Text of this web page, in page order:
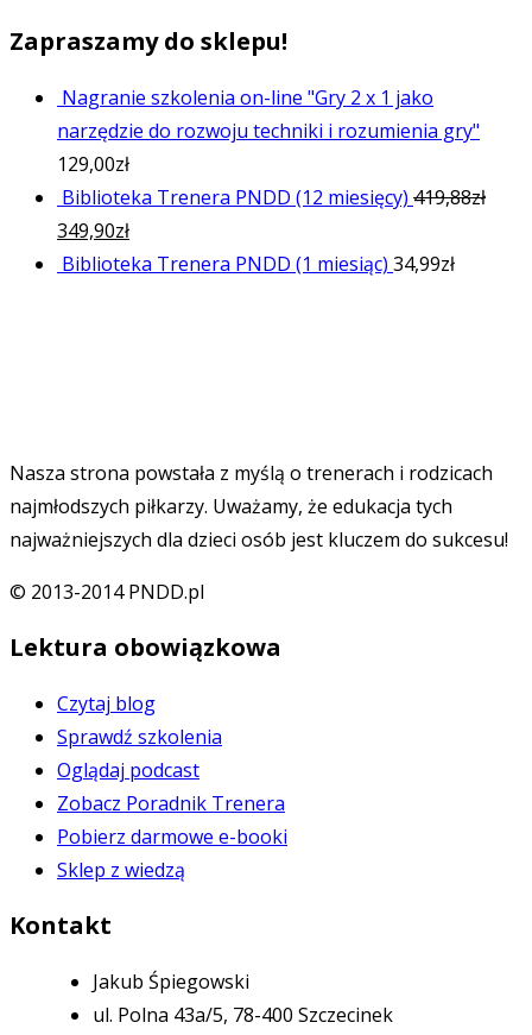
Zapraszamy do sklepu!
Nagranie szkolenia on-line "Gry 2 x 1 jako
narzędzie do rozwoju techniki i rozumienia gry"
129,00zł
Biblioteka Trenera PNDD (12 miesięcy) 419,88zł
349,90zł
Biblioteka Trenera PNDD (1 miesiąc) 34,99zł
Nasza strona powstała z myślą o trenerach i rodzicach
najmłodszych piłkarzy. Uważamy, że edukacja tych
najważniejszych dla dzieci osób jest kluczem do sukcesu!
© 2013-2014 PNDD.pl
Lektura obowiązkowa
Czytaj blog
Sprawdź szkolenia
Oglądaj podcast
Zobacz Poradnik Trenera
Pobierz darmowe e-booki
Sklep z wiedzą
Kontakt
Jakub Śpiegowski
ul. Polna 43a/5, 78-400 Szczecinek